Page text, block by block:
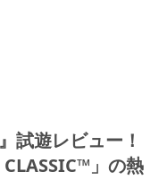
試遊レビュー！
CLASSIC™」の熱